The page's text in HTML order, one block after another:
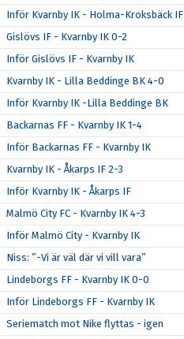
Inför Kvarnby IK - Holma-Kroksbäck IF
Gislövs IF - Kvarnby IK 0-2
Inför Gislövs IF - Kvarnby IK
Kvarnby IK - Lilla Beddinge BK 4-0
Inför Kvarnby IK -Lilla Beddinge BK
Backarnas FF - Kvarnby IK 1-4
Inför Backarnas FF - Kvarnby IK
Kvarnby IK - Åkarps IF 2-3
Inför Kvarnby IK - Åkarps IF
Malmö City FC - Kvarnby IK 4-3
Inför Malmö City - Kvarnby IK
Niss: ”-Vi är väl där vi vill vara”
Lindeborgs FF - Kvarnby IK 0-0
Inför Lindeborgs FF - Kvarnby IK
Seriematch mot Nike flyttas - igen